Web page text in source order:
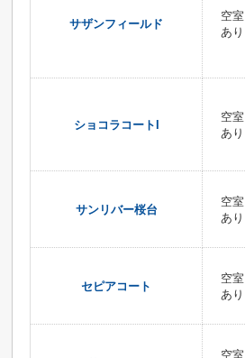
サザンフィールド
空室
あり
ショコラコートI
空室
あり
サンリバー桜台
空室
あり
セピアコート
空室
あり
空室